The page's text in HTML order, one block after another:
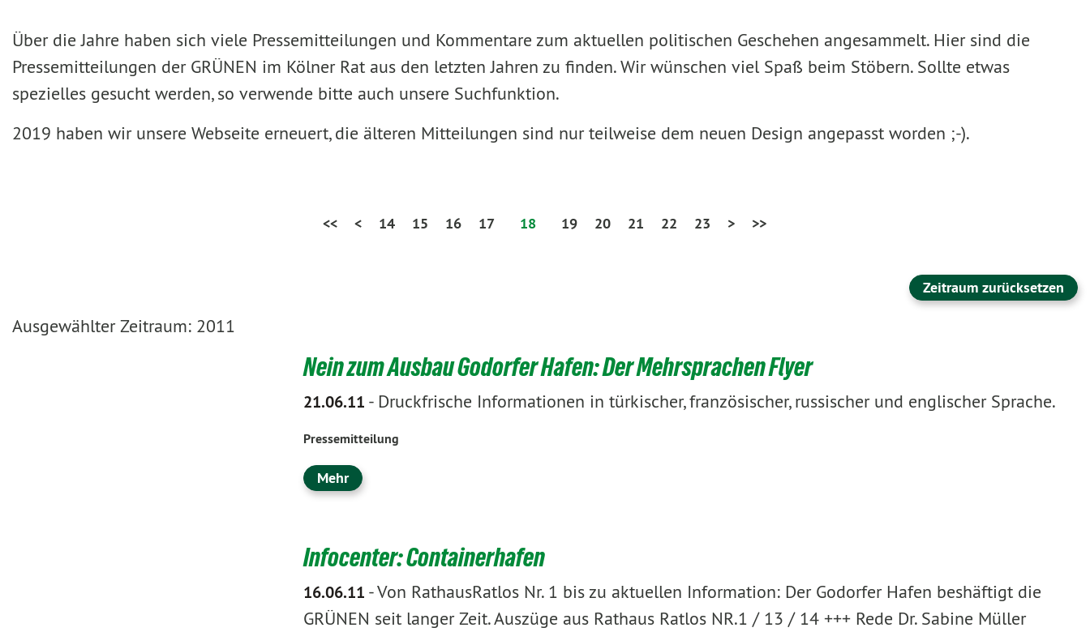
Über die Jahre haben sich viele Pressemitteilungen und Kommentare zum aktuellen politischen Geschehen angesammelt. Hier sind die
Pressemitteilungen der GRÜNEN im Kölner Rat aus den letzten Jahren zu finden. Wir wünschen viel Spaß beim Stöbern. Sollte etwas
spezielles gesucht werden, so verwende bitte auch unsere Suchfunktion.
2019 haben wir unsere Webseite erneuert, die älteren Mitteilungen sind nur teilweise dem neuen Design angepasst worden ;-).
<< < 14 15 16 17 18 19 20 21 22 23 > >>
Zeitraum zurücksetzen
Ausgewählter Zeitraum: 2011
Nein zum Ausbau Godorfer Hafen: Der Mehrsprachen Flyer
21.06.11 - Druckfrische Informationen in türkischer, französischer, russischer und englischer Sprache.
Pressemitteilung
Mehr
Infocenter: Containerhafen
16.06.11 -Von RathausRatlos Nr. 1 bis zu aktuellen Information: Der Godorfer Hafen beshäftigt die
GRÜNEN seit langer Zeit. Auszüge aus Rathaus Ratlos NR.1 / 13 / 14 +++ Rede Dr. Sabine Müller